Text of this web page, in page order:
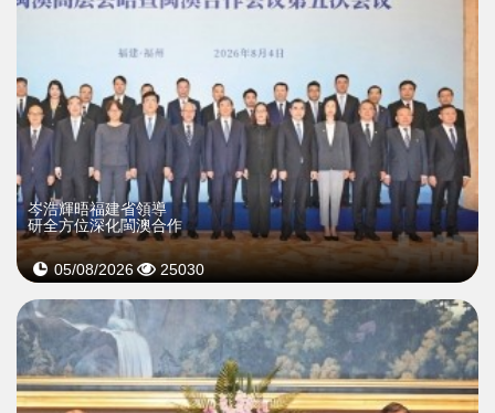
岑浩輝晤福建省領導
研全方位深化閩澳合作
05/08/2026 25030